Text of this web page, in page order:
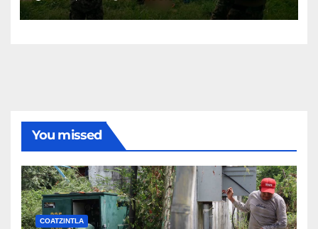
You missed
COATZINTLA